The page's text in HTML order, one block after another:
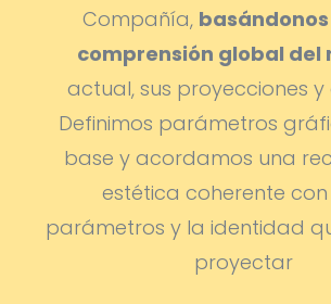
Compañía,
comprensión global del
actual, sus proyecciones y
Definimos parámetros
base y acordamos una
estética coherente con
parámetros y la identidad
proyectar